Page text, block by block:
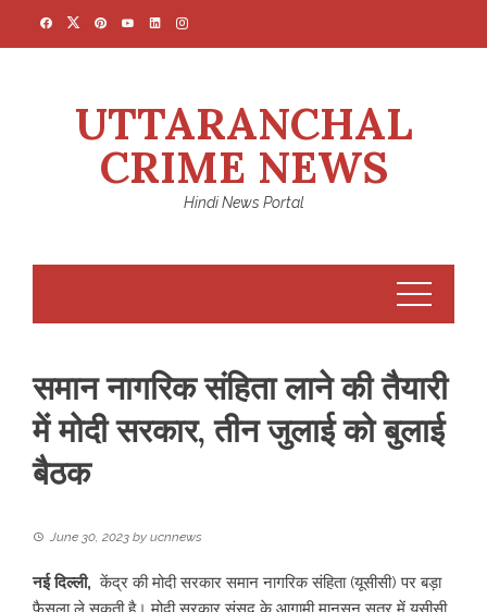
UTTARANCHAL
CRIME NEWS
Hindi News Portal
समान नागरिक संहिता लाने की तैयारी
में मोदी सरकार, तीन जुलाई को बुलाई
बैठक
June 30, 2023 by ucnnews
नई दिल्ली,केंद्र की मोदी सरकार समान नागरिक संहिता (यूसीसी) पर बड़ा